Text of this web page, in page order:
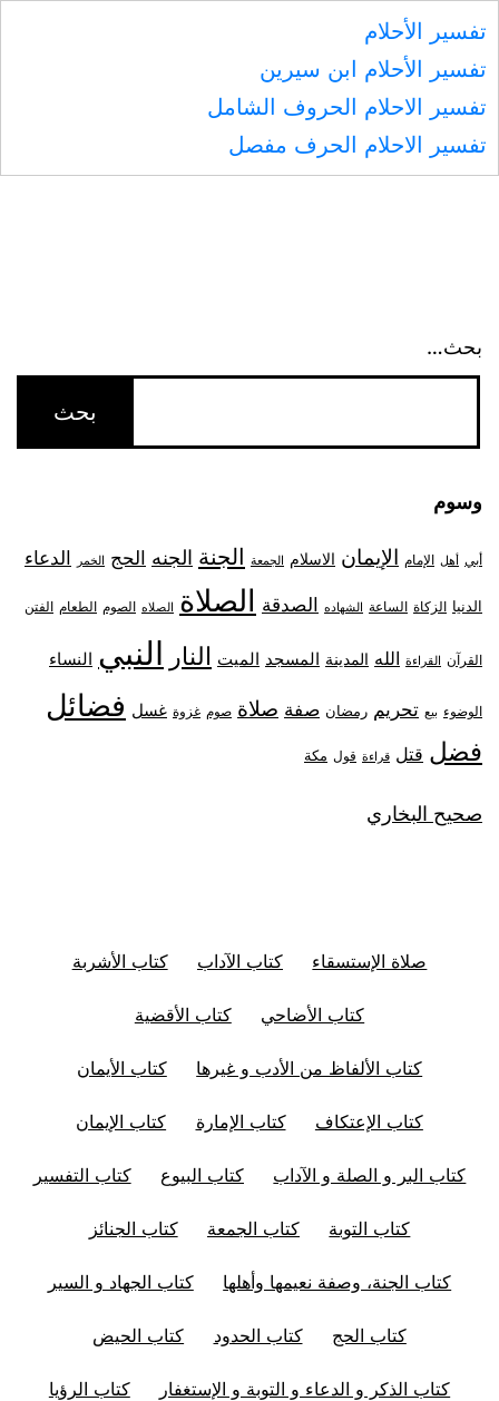
تفسير الأحلام
تفسير الأحلام ابن سيرين
تفسير الاحلام الحروف الشامل
تفسير الاحلام الحرف مفصل
بحث…
وسوم
أبي أهل الإمام الإيمان الاسلام الجمعة الجنة الجنه الحج الخمر الدعاء
الدنيا الزكاة الساعة الشهاده الصدقة الصلاة الصلاه الصوم الطعام الفتن
القرآن القراءة الله المدينة المسجد الميت النار النبي النساء
الوضوء بيع تحريم رمضان صفة صلاة صوم غزوة غسل فضائل
فضل قتل قراءة قول مكة
صحيح البخاري
صلاة الإستسقاء كتاب الآداب كتاب الأشربة
كتاب الأضاحي كتاب الأقضية
كتاب الألفاظ من الأدب و غيرها كتاب الأيمان
كتاب الإعتكاف كتاب الإمارة كتاب الإيمان
كتاب البر و الصلة و الآداب كتاب البيوع كتاب التفسير
كتاب التوبة كتاب الجمعة كتاب الجنائز
كتاب الجنة، وصفة نعيمها وأهلها كتاب الجهاد و السير
كتاب الحج كتاب الحدود كتاب الحيض
كتاب الذكر و الدعاء و التوبة و الإستغفار كتاب الرؤيا